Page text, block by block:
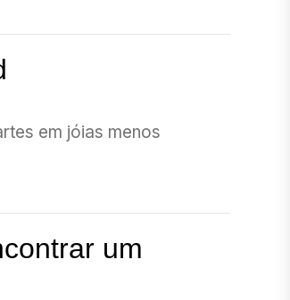
em jóias menos
um